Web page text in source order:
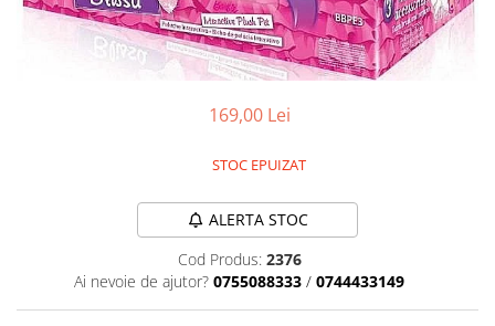
Portofolii/ Clasoare pentru carti
The Army Painter
Merch Lex Hobby Store
169,00 Lei
STOC EPUIZAT
ALERTA STOC
Cod Produs: 2376
Ai nevoie de ajutor? 0755088333 / 0744433149